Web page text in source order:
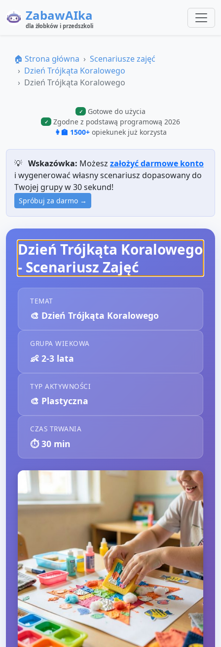
ZabawAIka
dla żłobków i przedszkoli
🏠 Strona główna
Scenariusze zajęć
Dzień Trójkąta Koralowego
Dzień Trójkąta Koralowego
✓ Gotowe do użycia
✓
Zgodne z podstawą programową 2026
👩‍🏫 1500+ opiekunek już korzysta
💡 Wskazówka: Możesz założyć darmowe konto
i wygenerować własny scenariusz dopasowany do
Twojej grupy w 30 sekund!
Spróbuj za darmo →
Dzień Trójkąta Koralowego
- Scenariusz Zajęć
TEMAT
🎨 Dzień Trójkąta Koralowego
GRUPA WIEKOWA
👶 2-3 lata
TYP AKTYWNOŚCI
🎨 Plastyczna
CZAS TRWANIA
⏱️30 min